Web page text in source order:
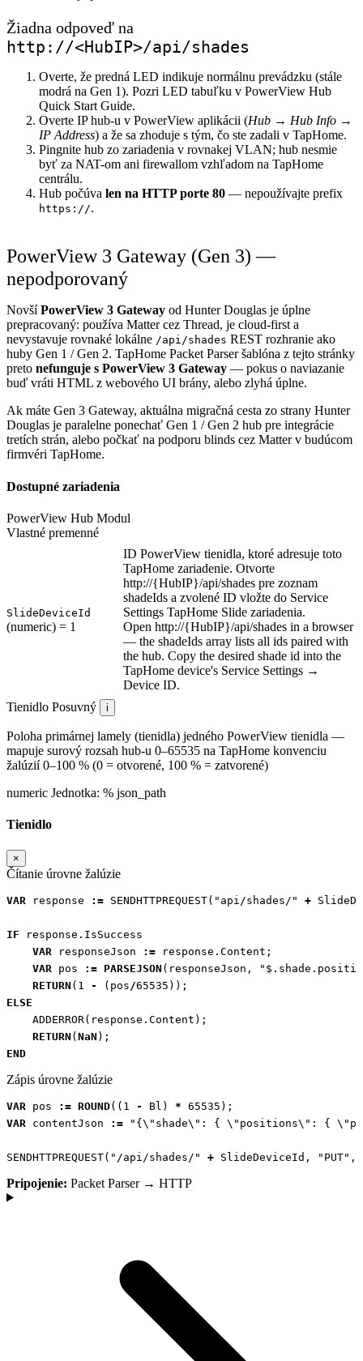
Žiadna odpoveď na
http://<HubIP>/api/shades
Overte, že predná LED indikuje normálnu prevádzku (stále
modrá na Gen 1). Pozri LED tabuľku v PowerView Hub
Quick Start Guide.
Overte IP hub-u v PowerView aplikácii (Hub → Hub Info →
IP Address) a že sa zhoduje s tým, čo ste zadali v TapHome.
Pingnite hub zo zariadenia v rovnakej VLAN; hub nesmie
byť za NAT-om ani firewallom vzhľadom na TapHome
centrálu.
Hub počúva len na HTTP porte 80 — nepoužívajte prefix
https://.
PowerView 3 Gateway (Gen 3) —
nepodporovaný
Novší PowerView 3 Gateway od Hunter Douglas je úplne
prepracovaný: používa Matter cez Thread, je cloud-first a
nevystavuje rovnaké lokálne /api/shades REST rozhranie ako
huby Gen 1 / Gen 2. TapHome Packet Parser šablóna z tejto stránky
preto nefunguje s PowerView 3 Gateway — pokus o naviazanie
buď vráti HTML z webového UI brány, alebo zlyhá úplne.
Ak máte Gen 3 Gateway, aktuálna migračná cesta zo strany Hunter
Douglas je paralelne ponechať Gen 1 / Gen 2 hub pre integrácie
tretích strán, alebo počkať na podporu blinds cez Matter v budúcom
firmvéri TapHome.
Dostupné zariadenia
PowerView Hub Modul
Vlastné premenné
SlideDeviceId
(numeric) = 1
ID PowerView tienidla, ktoré adresuje toto
TapHome zariadenie. Otvorte
http://{HubIP}/api/shades pre zoznam
shadeIds a zvolené ID vložte do Service
Settings TapHome Slide zariadenia.
Open http://{HubIP}/api/shades in a browser
— the shadeIds array lists all ids paired with
the hub. Copy the desired shade id into the
TapHome device's Service Settings →
Device ID.
Tienidlo Posuvný i
Poloha primárnej lamely (tienidla) jedného PowerView tienidla —
mapuje surový rozsah hub-u 0–65535 na TapHome konvenciu
žalúzií 0–100 % (0 = otvorené, 100 % = zatvorené)
numeric Jednotka: % json_path
Tienidlo
×
Čítanie úrovne žalúzie
VAR response := SENDHTTPREQUEST( "api/shades/" +
IF response . IsSuccess
VAR
responseJson := response . Content ;
VAR
pos := PARSEJSON ( responseJson ,
RETURN ( 1 - ( pos /65535 ));
ELSE
ADDERROR( response . Content );
RETURN (NaN );
END
Zápis úrovne žalúzie
VAR pos := ROUND(( 1 - Bl ) * 65535 );
VAR
contentJson := "{\"shade\": { \"positions\": {
SENDHTTPREQUEST( "/api/shades/" + SlideDeviceId , "PUT" ,
Pripojenie: Packet Parser → HTTP